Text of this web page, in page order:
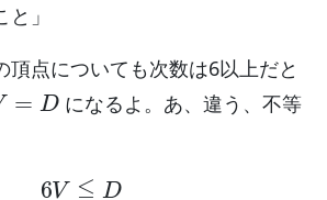
」
頂点についても次数は6以上だと
=D
になるよ。あ、違う、不等
6V ≦ D